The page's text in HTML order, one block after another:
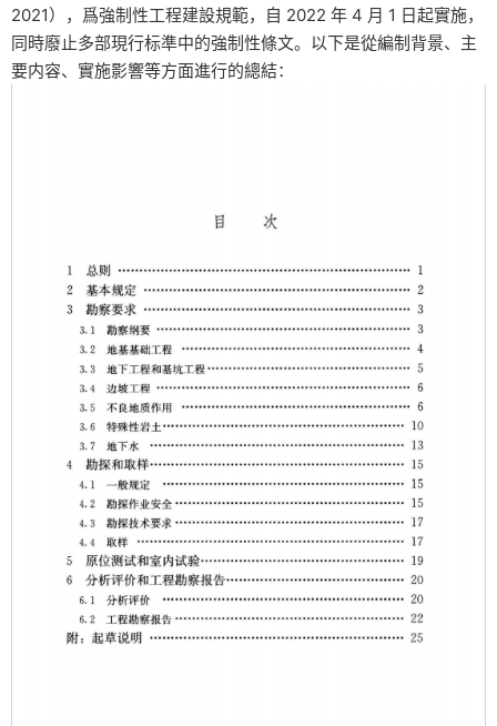
2021），爲強制性工程建設規範，自 2022 年 4 月 1 日起實施，
同時廢止多部現行标準中的強制性條文。以下是從編制背景、主
要内容、實施影響等方面進行的總結：